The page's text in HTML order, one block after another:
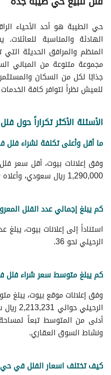
حي الطيبة هو أحد الأحياء
الهادئة والمناسبة
المنظم والمرافق الحديثة
مجموعة متنوعة من المباني
جذابًا لكل من السكان
للعيش نظراً لتوافر كافة
الأسئلة الأكثر تكراراً حول
ما أقل وأعلى تكلفة لشراء
وفق إعلانات بيوت، أقل سعر
1,290,000 ريال سعودي، وأعلاه 3,900,000 ريال سعودي.
كم يبلغ إجمالي عدد الفلل
استناداً إلى إعلانات بيوت،
الرحيلي نحو 36.
كم يبلغ متوسط سعر شراء فلل
وفق إعلانات موقع بيوت،
الرحيلي
أدنى من المتوسط تبعاً لمساحة
ونشاط السوق العقاري.
كيف تختلف اسعار الفلل في حي